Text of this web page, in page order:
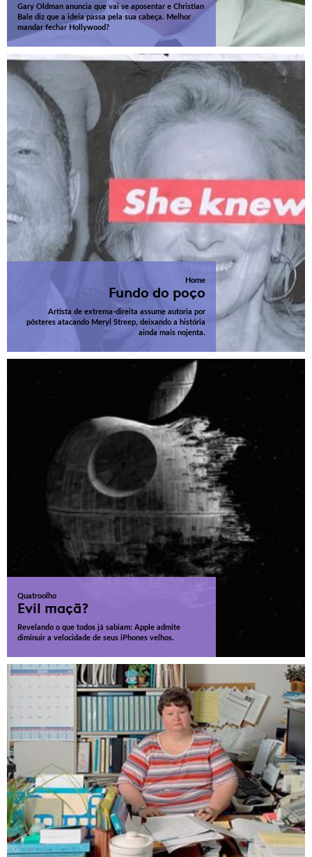
Gary Oldman anuncia que vai se aposentar e Christian
Bale diz que a ideia passa pela sua cabeça. Melhor
mandar fechar Hollywood?
Home
Fundo do poço
Artista de extrema-direita assume autoria por
pôsteres atacando Meryl Streep, deixando a história
ainda mais nojenta.
Quatroolho
Evil maçã?
Revelando o que todos já sabiam: Apple admite
diminuir a velocidade de seus iPhones velhos.